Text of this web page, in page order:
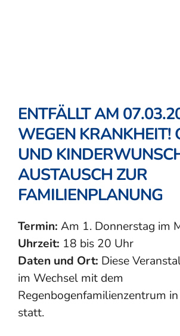
ENTFÄLLT AM
WEGEN KRANKHEIT!
UND
AUSTAUSCH ZUR
FAMILIENPLANUNG
Termin: Am 1. Donnerstag im
Uhrzeit: 18 bis 20 Uhr
Daten und Ort: Diese
im Wechsel mit dem
Regenbogenfamilienzentrum
statt.